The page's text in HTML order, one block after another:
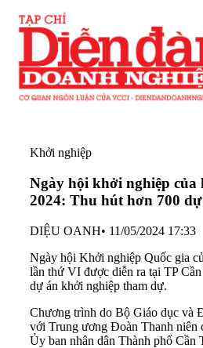
Khởi nghiệp
Ngày hội khởi nghiệp của
2024: Thu hút hơn 700
DIỆU OANH• 11/05/2024 17:33
Ngày hội Khởi nghiệp Quốc gia
lần thứ VI được diễn ra tại TP
dự án khởi nghiệp tham dự.
Chương trình do Bộ Giáo dục và
với Trung ương Đoàn Thanh niên
Ủy ban nhân dân Thành phố Cần